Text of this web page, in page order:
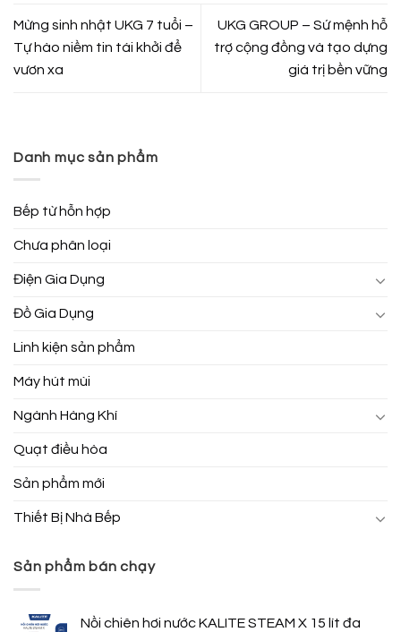
Mừng sinh nhật UKG 7 tuổi –
Tự hào niềm tin tái khởi để
vươn xa
UKG GROUP – Sứ mệnh hỗ
trợ cộng đồng và tạo dựng
giá trị bền vững
Danh mục sản phẩm
Bếp từ hỗn hợp
Chưa phân loại
Điện Gia Dụng
Đồ Gia Dụng
Linh kiện sản phẩm
Máy hút mùi
Ngành Hàng Khí
Quạt điều hòa
Sản phẩm mới
Thiết Bị Nhà Bếp
Sản phẩm bán chạy
Nồi chiên hơi nước KALITE STEAM X 15 lít đa